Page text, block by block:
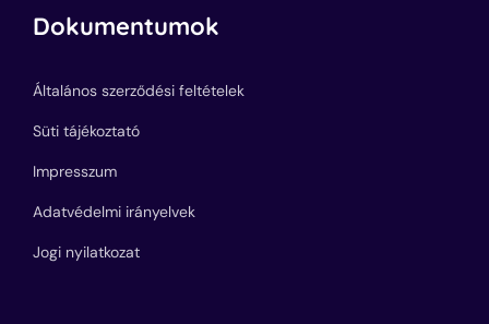
Dokumentumok
Általános szerződési feltételek
Süti tájékoztató
Impresszum
Adatvédelmi irányelvek
Jogi nyilatkozat